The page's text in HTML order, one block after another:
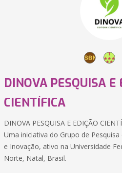
DINOVA PESQUISA E
CIENTÍFICA
DINOVA PESQUISA E EDIÇÃO
Uma iniciativa do Grupo de
e Inovação, ativo na Universidade
Norte, Natal, Brasil.